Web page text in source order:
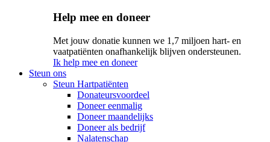
Help mee en doneer
Met jouw donatie kunnen we 1,7 miljoen hart- en
vaatpatiënten onafhankelijk blijven ondersteunen.
Ik help mee en doneer
Steun ons
Steun Hartpatiënten
Donateursvoordeel
Doneer eenmalig
Doneer maandelijks
Doneer als bedrijf
Nalatenschap